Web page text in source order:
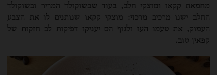
מחמאת קקאו ומוצקי חלב, בעוד שבשוקולד המריר ובשוקולד
החלב ישנו מרכיב מרכזי: מוצקי קקאו שנותנים לו את הצבע
העמוק, את טעמו העז ולגוף הם יעניקו דפיקות לב חזקות של
קפאין טוב.